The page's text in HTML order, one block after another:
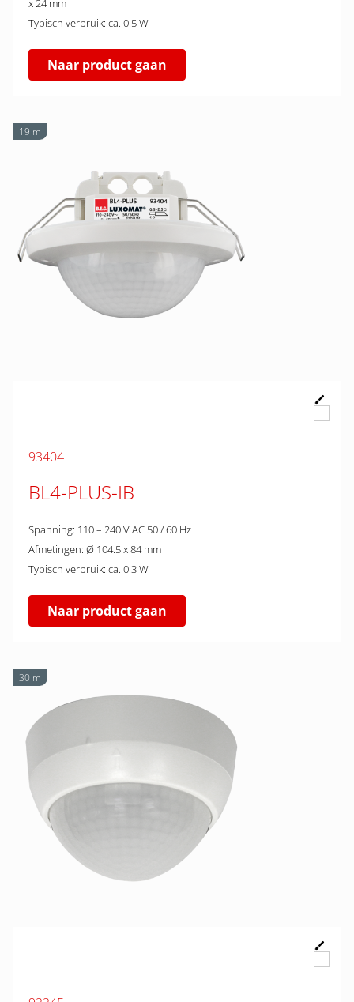
x 24 mm
Typisch verbruik: ca. 0.5 W
Naar product gaan
19 m
93404
BL4-PLUS-IB
Spanning: 110 – 240 V AC 50 / 60 Hz
Afmetingen: Ø 104.5 x 84 mm
Typisch verbruik: ca. 0.3 W
Naar product gaan
30 m